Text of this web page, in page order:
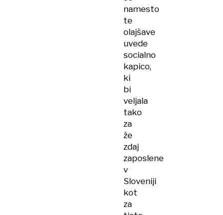
namesto
te
olajšave
uvede
socialno
kapico,
ki
bi
veljala
tako
za
že
zdaj
zaposlene
v
Sloveniji
kot
za